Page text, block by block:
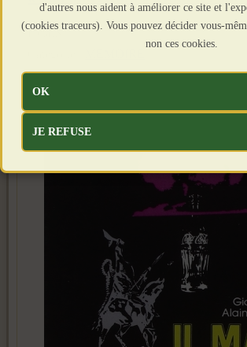
Détails
Publié le : 26 Janvier 2023
d'autres nous aident à améliorer ce site et
(cookies traceurs). Vous pouvez décider vous-
non ces cookies.
OK
JE REFUSE